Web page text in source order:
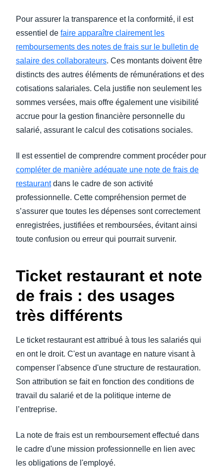
Pour assurer la transparence et la conformité, il est
essentiel de faire apparaître clairement les
remboursements des notes de frais sur le bulletin de
salaire des collaborateurs. Ces montants doivent être
distincts des autres éléments de rémunérations et des
cotisations salariales. Cela justifie non seulement les
sommes versées, mais offre également une visibilité
accrue pour la gestion financière personnelle du
salarié, assurant le calcul des cotisations sociales.
Il est essentiel de comprendre comment procéder pour
compléter de manière adéquate une note de frais de
restaurantdans le cadre de son activité
professionnelle. Cette compréhension permet de
s’assurer que toutes les dépenses sont correctement
enregistrées, justifiées et remboursées, évitant ainsi
toute confusion ou erreur qui pourrait survenir.
Ticket restaurant et note
de frais : des usages
très différents
Le ticket restaurant est attribué à tous les salariés qui
en ont le droit. C'est un avantage en nature visant à
compenser l'absence d'une structure de restauration.
Son attribution se fait en fonction des conditions de
travail du salarié et de la politique interne de
l’entreprise.
La note de frais est un remboursement effectué dans
le cadre d'une mission professionnelle en lien avec
les obligations de l'employé.